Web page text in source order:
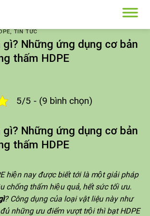
, TIN TỨC
gì? Những ứng dụng cơ bản
thấm HDPE
5/5 - (9 bình chọn)
gì? Những ứng dụng cơ bản
thấm HDPE
hiện nay được biết tới là một giải pháp
chống thấm hiệu quả, hết sức tối ưu.
? Công dụng của loại vật liệu này như
những ưu điểm vượt trội thì bạt HDPE